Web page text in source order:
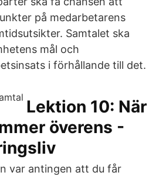
på medarbetarens
Samtalet ska
mål och
i förhållande till det.
Lektion 10: När
överens -
var antingen att du får